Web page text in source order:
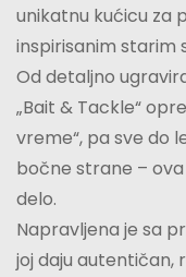
unikatnu kućicu za
inspirisanim starim
Od detaljno
„Bait & Tackle“
vreme“, pa sve do
bočne strane –
delo.
Napravljena je sa
joj daju autentičan,